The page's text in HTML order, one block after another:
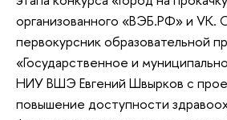
организованного «ВЭБ.РФ» и VK.
первокурсник образовательной
«Государственное и
НИУ ВШЭ Евгений Швырков с
повышение доступности